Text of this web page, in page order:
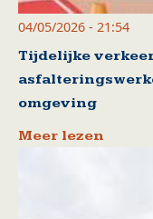
04/05/2026 - 21:54
Tijdelijke
omgeving
Meer lezen